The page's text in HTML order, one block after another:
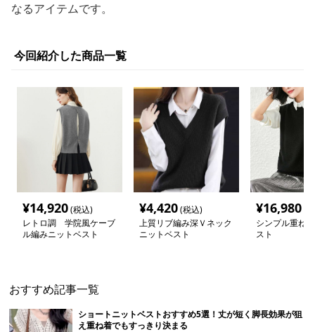
なるアイテムです。
今回紹介した商品一覧
¥14,920(税込)
レトロ調 学院風ケーブ
ル編みニットベスト
¥4,420(税込)
上質リブ編み深Ｖネック
ニットベスト
¥16,980
シンプル重ね
スト
おすすめ記事一覧
ショートニットベストおすすめ5選！丈が短く脚長効果が狙
え重ね着でもすっきり決まる